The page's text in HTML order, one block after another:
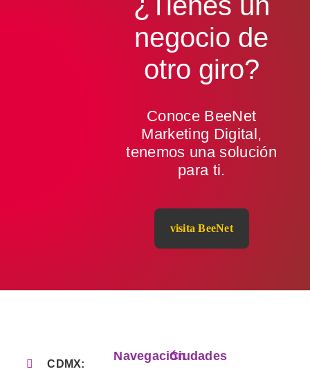
negocio de
otro giro?
Conoce BeeNet
Marketing Digital,
tenemos una solución
para ti.
visita BeeNet
CDMX:
NavegaciónCiudades